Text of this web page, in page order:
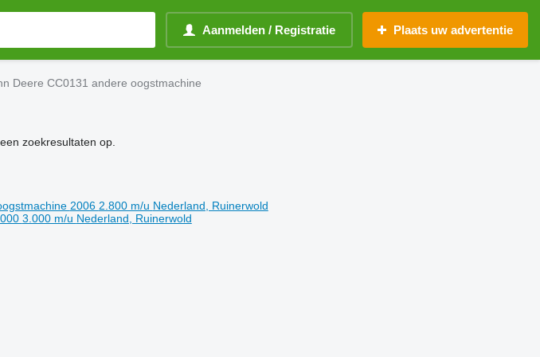
Aanmelden / Registratie Plaats uw advertentie
Deere CC0131 andere oogstmachine
zoekresultaten op.
2006 2.800 m/u Nederland, Ruinerwold
3.000 m/u Nederland, Ruinerwold